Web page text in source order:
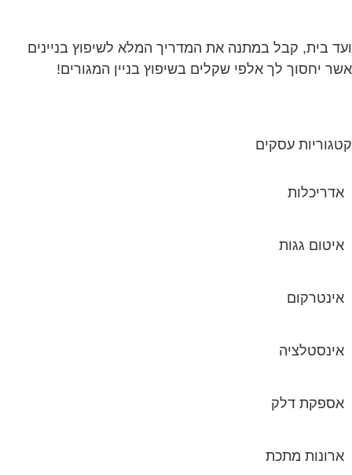
בית, קבל במתנה את המדריך המלא לשיפוץ בניינים
יחסוך לך אלפי שקלים בשיפוץ בניין המגורים!
עסקים
אדריכלות
איטום גגות
אינטרקום
אינסטלציה
אספקת דלק
ארונות מתכת